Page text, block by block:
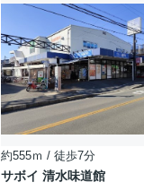
約555ｍ / 徒歩7分
サボイ 清水味道館